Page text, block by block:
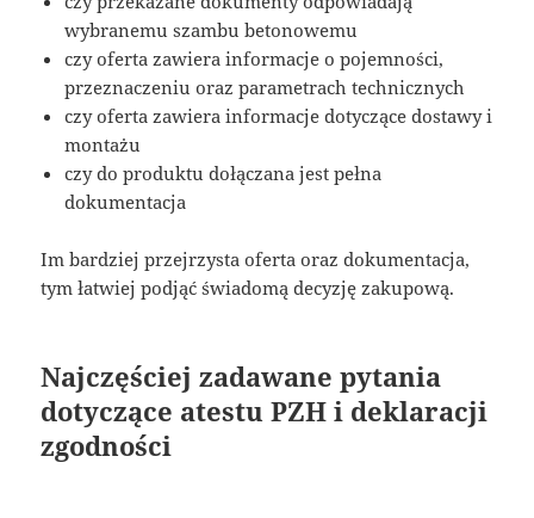
wybranemu szambu betonowemu
czy oferta zawiera informacje o pojemności,
przeznaczeniu oraz parametrach technicznych
czy oferta zawiera informacje dotyczące dostawy i
montażu
czy do produktu dołączana jest pełna
dokumentacja
Im bardziej przejrzysta oferta oraz dokumentacja,
tym łatwiej podjąć świadomą decyzję zakupową.
Najczęściej zadawane pytania
dotyczące atestu PZH i deklaracji
zgodności